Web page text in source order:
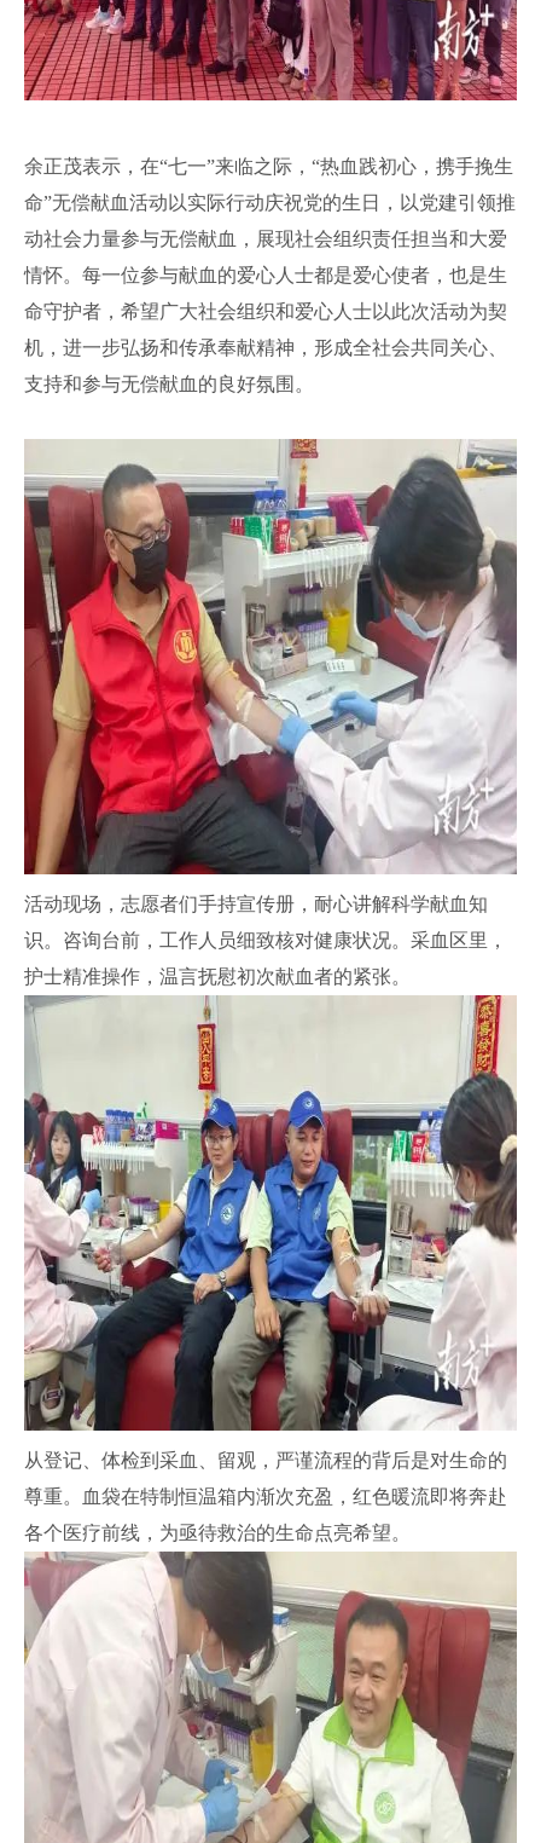
余正茂表示，在“七一”来临之际，“热血践初心，携手挽生
命”无偿献血活动以实际行动庆祝党的生日，以党建引领推
动社会力量参与无偿献血，展现社会组织责任担当和大爱
情怀。每一位参与献血的爱心人士都是爱心使者，也是生
命守护者，希望广大社会组织和爱心人士以此次活动为契
机，进一步弘扬和传承奉献精神，形成全社会共同关心、
支持和参与无偿献血的良好氛围。
活动现场，志愿者们手持宣传册，耐心讲解科学献血知
识。咨询台前，工作人员细致核对健康状况。采血区里，
护士精准操作，温言抚慰初次献血者的紧张。
从登记、体检到采血、留观，严谨流程的背后是对生命的
尊重。血袋在特制恒温箱内渐次充盈，红色暖流即将奔赴
各个医疗前线，为亟待救治的生命点亮希望。